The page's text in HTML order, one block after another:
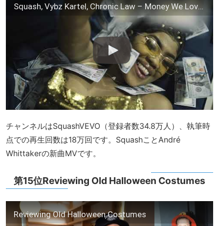
Squash, Vybz Kartel, Chronic Law – Money We Love (Official Video)
チャンネルはSquashVEVO（登録者数34.8万人）、執筆時
点での再生回数は18万回です。SquashことAndré
Whittakerの新曲MVです。
第15位Reviewing Old Halloween Costumes
Reviewing Old Halloween Costumes